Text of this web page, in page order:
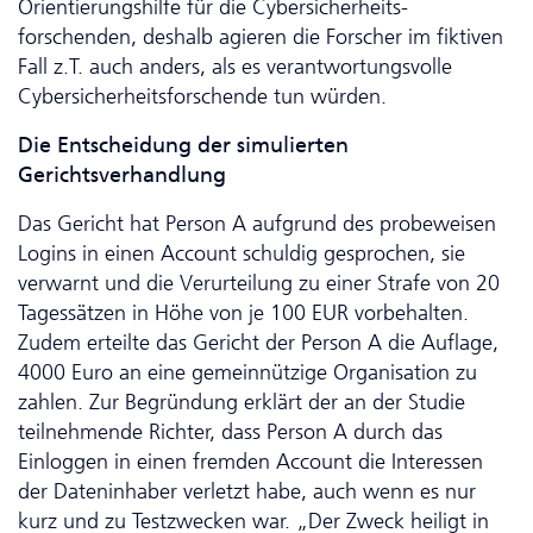
Orientierungshilfe für die Cyber­sicher­heits­
forschenden, deshalb agieren die Forscher im fiktiven
Fall z.T. auch anders, als es verantwortungsvolle
Cyber­sicher­heits­forschende tun würden.
Die Entscheidung der simulierten
Gerichtsverhandlung
Das Gericht hat Person A aufgrund des probeweisen
Logins in einen Account schuldig gesprochen, sie
verwarnt und die Verurteilung zu einer Strafe von 20
Tagessätzen in Höhe von je 100 EUR vorbehalten.
Zudem erteilte das Gericht der Person A die Auflage,
4000 Euro an eine gemeinnützige Organisation zu
zahlen. Zur Begründung erklärt der an der Studie
teilnehmende Richter, dass Person A durch das
Einloggen in einen fremden Account die Interessen
der Dateninhaber verletzt habe, auch wenn es nur
kurz und zu Testzwecken war. „Der Zweck heiligt in